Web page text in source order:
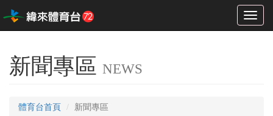
Toggle
新聞專區 NEWS
體育台首頁 新聞專區